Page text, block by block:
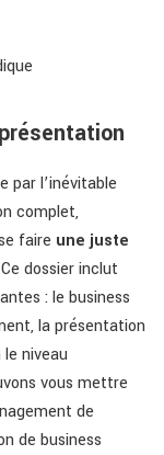
par l’inévitable
complet,
faire une juste
dossier inclut
: le business
la présentation
niveau
vous mettre
de
de business